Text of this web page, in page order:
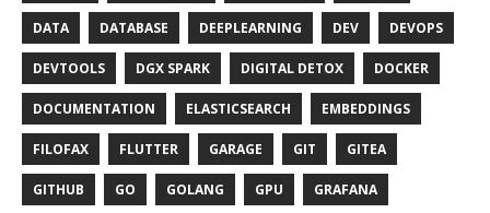
DATA DATABASE DEEPLEARNING DEV DEVOPS
DEVTOOLS DGX SPARK DIGITAL DETOX DOCKER
DOCUMENTATION ELASTICSEARCH EMBEDDINGS
FILOFAX FLUTTER GARAGE GIT GITEA
GITHUB GO GOLANG GPU GRAFANA